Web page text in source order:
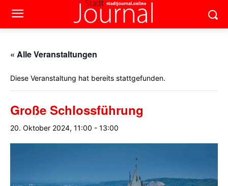
« Alle Veranstaltungen
Diese Veranstaltung hat bereits stattgefunden.
Große Schlossführung
20. Oktober 2024, 11:00 - 13:00